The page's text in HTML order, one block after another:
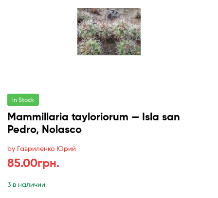
In Stock
Mammillaria tayloriorum — Isla san
Pedro, Nolasco
by Гавриленко Юрий
85.00грн.
3 в наличии